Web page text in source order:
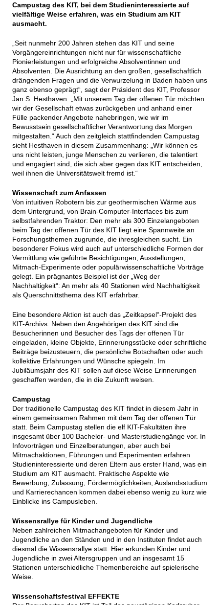
Campustag des KIT, bei dem Studieninteressierte auf
vielfältige Weise erfahren, was ein Studium am KIT
ausmacht.
„Seit nunmehr 200 Jahren stehen das KIT und seine
Vorgängereinrichtungen nicht nur für wissenschaftliche
Pionierleistungen und erfolgreiche Absolventinnen und
Absolventen. Die Ausrichtung an den großen, gesellschaftlich
drängenden Fragen und die Verwurzelung in Baden haben uns
ganz ebenso geprägt“, sagt der Präsident des KIT, Professor
Jan S. Hesthaven. „Mit unserem Tag der offenen Tür möchten
wir der Gesellschaft etwas zurückgeben und anhand einer
Fülle packender Angebote nahebringen, wie wir im
Bewusstsein gesellschaftlicher Verantwortung das Morgen
mitgestalten.“ Auch den zeitgleich stattfindenden Campustag
sieht Hesthaven in diesem Zusammenhang: „Wir können es
uns nicht leisten, junge Menschen zu verlieren, die talentiert
und engagiert sind, die sich aber gegen das KIT entscheiden,
weil ihnen die Universitätswelt fremd ist.“
Wissenschaft zum Anfassen
Von intuitiven Robotern bis zur geothermischen Wärme aus
dem Untergrund, von Brain-Computer-Interfaces bis zum
selbstfahrenden Traktor: Den mehr als 300 Einzelangeboten
beim Tag der offenen Tür des KIT liegt eine Spannweite an
Forschungsthemen zugrunde, die ihresgleichen sucht. Ein
besonderer Fokus wird auch auf unterschiedliche Formen der
Vermittlung wie geführte Besichtigungen, Ausstellungen,
Mitmach-Experimente oder populärwissenschaftliche Vorträge
gelegt. Ein prägnantes Beispiel ist der „Weg der
Nachhaltigkeit“: An mehr als 40 Stationen wird Nachhaltigkeit
als Querschnittsthema des KIT erfahrbar.
Eine besondere Aktion ist auch das „Zeitkapsel“-Projekt des
KIT-Archivs. Neben den Angehörigen des KIT sind die
Besucherinnen und Besucher des Tags der offenen Tür
eingeladen, kleine Objekte, Erinnerungsstücke oder schriftliche
Beiträge beizusteuern, die persönliche Botschaften oder auch
kollektive Erfahrungen und Wünsche spiegeln. Im
Jubiläumsjahr des KIT sollen auf diese Weise Erinnerungen
geschaffen werden, die in die Zukunft weisen.
Campustag
Der traditionelle Campustag des KIT findet in diesem Jahr in
einem gemeinsamen Rahmen mit dem Tag der offenen Tür
statt. Beim Campustag stellen die elf KIT-Fakultäten ihre
insgesamt über 100 Bachelor- und Masterstudiengänge vor. In
Infovorträgen und Einzelberatungen, aber auch bei
Mitmachaktionen, Führungen und Experimenten erfahren
Studieninteressierte und deren Eltern aus erster Hand, was ein
Studium am KIT ausmacht. Praktische Aspekte wie
Bewerbung, Zulassung, Fördermöglichkeiten, Auslandsstudium
und Karrierechancen kommen dabei ebenso wenig zu kurz wie
Einblicke ins Campusleben.
Wissensrallye für Kinder und Jugendliche
Neben zahlreichen Mitmachangeboten für Kinder und
Jugendliche an den Ständen und in den Instituten findet auch
diesmal die Wissensrallye statt. Hier erkunden Kinder und
Jugendliche in zwei Altersgruppen und an insgesamt 15
Stationen unterschiedliche Themenbereiche auf spielerische
Weise.
Wissenschaftsfestival EFFEKTE